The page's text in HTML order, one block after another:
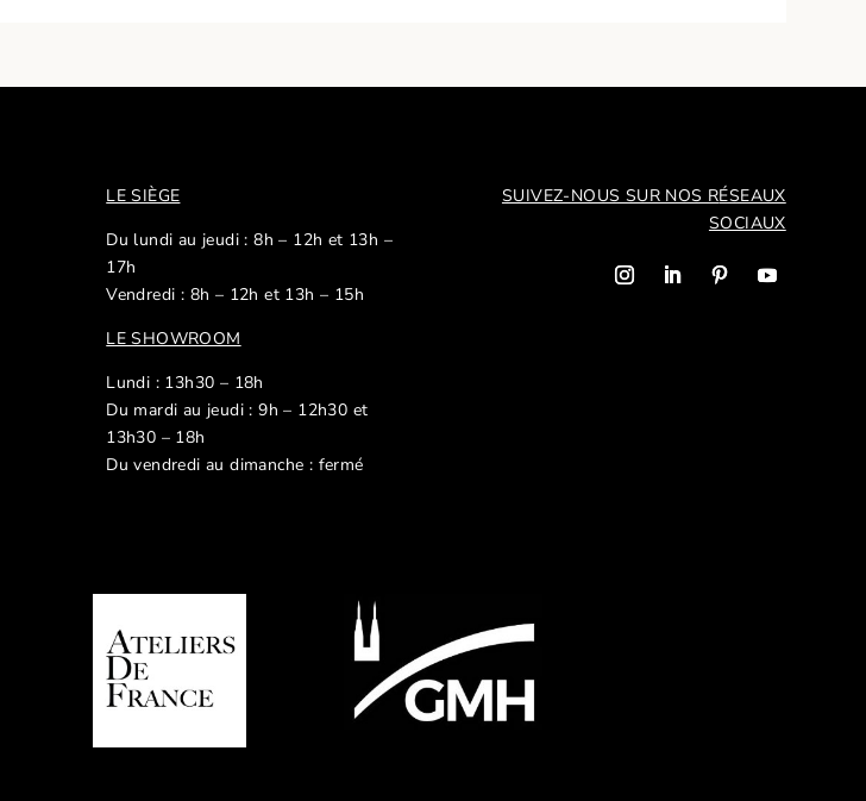
LE SIÈGE
Du lundi au jeudi : 8h – 12h et 13h –
17h
Vendredi : 8h – 12h et 13h – 15h
LE SHOWROOM
Lundi : 13h30 – 18h
Du mardi au jeudi : 9h – 12h30 et
13h30 – 18h
Du vendredi au dimanche : fermé
SUIVEZ-NOUS SUR NOS RÉSEAUX
SOCIAUX